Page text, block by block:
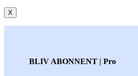
X
BLIV ABONNENT | Pro